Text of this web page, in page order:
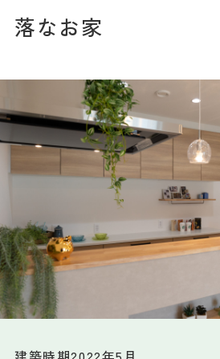
住まいの実例集
お客様の声
土地情報
お問い合わ
落なお家